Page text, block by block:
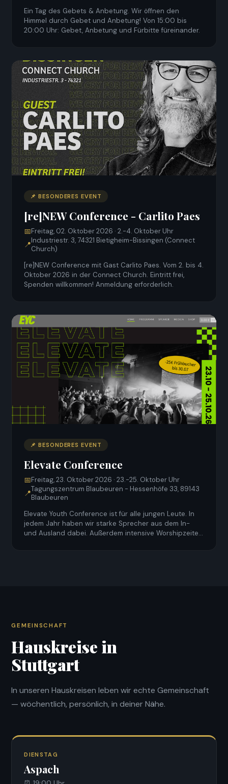
Ein Tag des Gebets & Anbetung. Wir öffnen den
Himmel durch Gebet und Anbetung! Von 15:00 bis
20:00 Uhr: Gebet, Anbetung und Fürbitte füreinander.
📌 BESONDERES EVENT
[re]NEW Conference - Carlito Paes
📅Freitag, 02. Oktober 2026 · 2.-4. Oktober Uhr
📍Industriestr. 3, 74321 Bietigheim-Bissingen (Connect
Church)
[re]NEW Conference mit Gast Carlito Paes. Vom 2. bis 4.
Oktober 2026 in der Connect Church. Eintritt frei,
Spenden willkommen! Anmeldung erforderlich.
📌 BESONDERES EVENT
Elevate Conference
📅Freitag, 23. Oktober 2026 · 23.-25. Oktober Uhr
📍Tagungszentrum Blaubeuren - Hessenhöfe 33, 89143
Blaubeuren
Elevate Youth Conference ist für alle jungen Leute. In
jedem Jahr haben wir starke Sprecher aus dem In-
und Ausland dabei. Außerdem intensive Worshipzeiten
GEMEINSCHAFT
Hauskreise in
Stuttgart
In unseren Hauskreisen leben wir echte Gemeinschaft
— wöchentlich, persönlich, in deiner Nähe.
DIENSTAG
Aspach